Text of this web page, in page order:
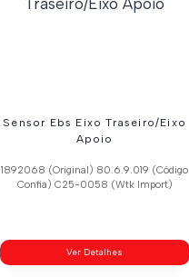
Sensor Ebs Eixo Traseiro/Eixo
Apoio
1892068 (Original) 80.6.9.019 (Código
Confia) C25-0058 (Wtk Import)
Ver Detalhes